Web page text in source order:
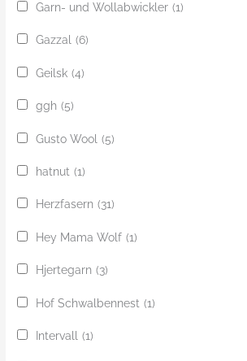
Garn- und Wollabwickler (1)
Gazzal (6)
Geilsk (4)
ggh (5)
Gusto Wool (5)
hatnut (1)
Herzfasern (31)
Hey Mama Wolf (1)
Hjertegarn (3)
Hof Schwalbennest (1)
Intervall (1)